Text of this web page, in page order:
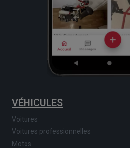
VÉHICULES
Voitures
Voitures professionnelles
Motos